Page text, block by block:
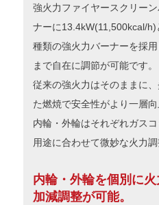
強火力ファイヤースクリー
ナーに13.4kW(11,500kcal/
種類の強火力バーナーを採
まで自在に調節が可能です。
従来の強火力はそのままに
た燃焼で安全性がより一層向
内輪・外輪はそれぞれガス
用途に合わせて微妙な火力調
内輪・外輪を個別に
加減調整が可能。